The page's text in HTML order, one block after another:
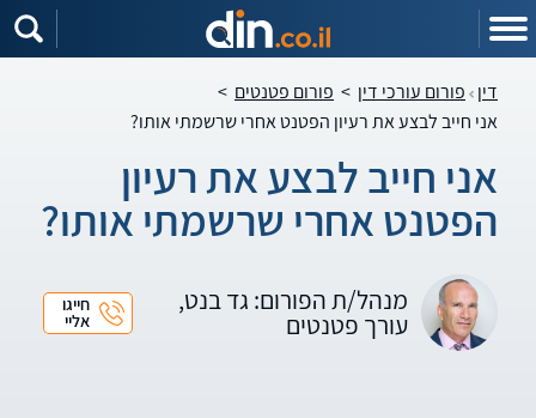
דין פורום עורכי דין > פורום פטנטים >
אני חייב לבצע את רעיון הפטנט אחרי שרשמתי אותו?
אני חייב לבצע את רעיון
הפטנט אחרי שרשמתי אותו?
מנהל/ת הפורום: גד בנט,
עורך פטנטים
חייגו
אליי